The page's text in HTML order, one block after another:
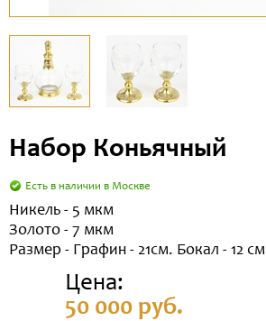
Набор Коньячный
Есть в наличии в Москве
Никель - 5 мкм
Золото - 7 мкм
Размер - Графин - 21см. Бокал - 12 см
Цена:
50 000 руб.